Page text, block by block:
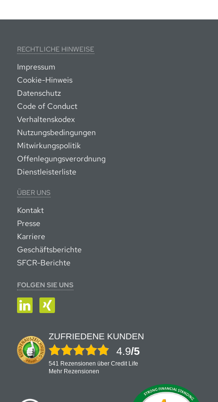
RECHTLICHE HINWEISE
Impressum
Cookie-Hinweis
Datenschutz
Code of Conduct
Verhaltenskodex
Nutzungsbedingungen
Mitwirkungspolitik
Offenlegungsverordnung
Dienstleisterliste
ÜBER UNS
Kontakt
Presse
Karriere
Geschäftsberichte
SFCR-Berichte
FOLGEN SIE UNS
LinkedIn
XING
ZUFRIEDENE KUNDEN
4.9/5
541 Rezensionen über Credit Life
Mehr Rezensionen